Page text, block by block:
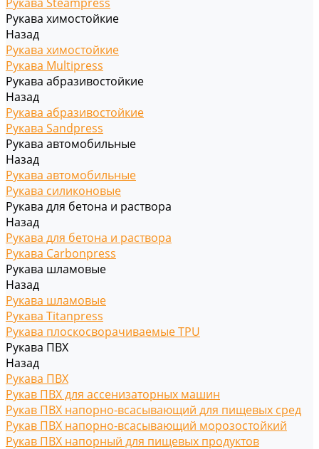
Рукава химостойкие
Назад
Рукава химостойкие
Рукава Multipress
Рукава абразивостойкие
Назад
Рукава абразивостойкие
Рукава Sandpress
Рукава автомобильные
Назад
Рукава автомобильные
Рукава силиконовые
Рукава для бетона и раствора
Назад
Рукава для бетона и раствора
Рукава Carbonpress
Рукава шламовые
Назад
Рукава шламовые
Рукава Titanpress
Рукава плоскосворачиваемые TPU
Рукава ПВХ
Назад
Рукава ПВХ
Рукав ПВХ для ассенизаторных машин
Рукав ПВХ напорно-всасывающий для пищевых сред
Рукав ПВХ напорно-всасывающий морозостойкий
Рукав ПВХ напорный для пищевых продуктов